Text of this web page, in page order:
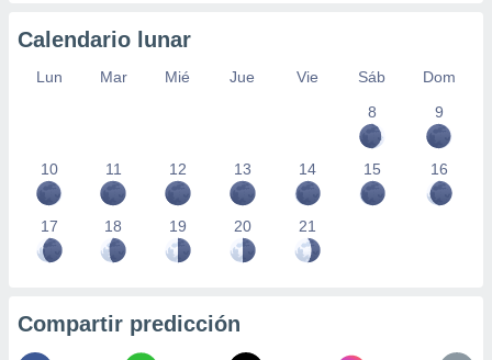
Calendario lunar
Lun Mar Mié Jue Vie Sáb
Dom
8
9
10 11 12 13 14 15 16
17 18 19 20 21
Compartir predicción